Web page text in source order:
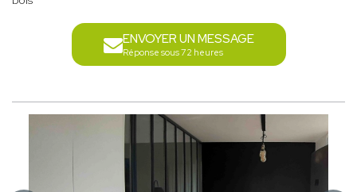
ENVOYER UN MESSAGE
Réponse sous 72 heures